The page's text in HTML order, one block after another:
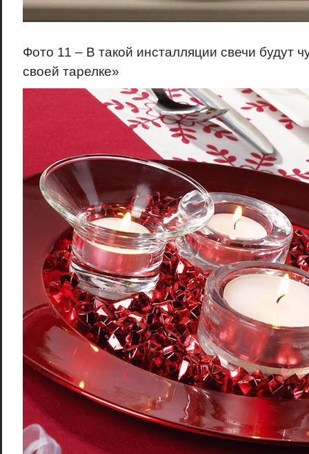
Фото 11 – В такой инсталляции свечи будут
своей тарелке»